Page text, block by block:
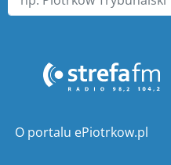
O portalu ePiotrkow.pl